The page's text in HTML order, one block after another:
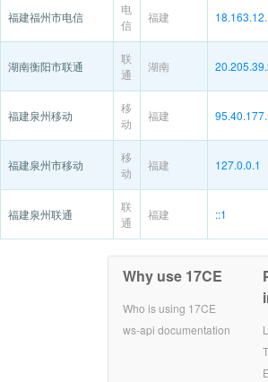
福建福州市电信
电
信
福建
湖南衡阳市联通
联
通
湖南
福建泉州移动
移
动
福建
福建泉州市移动
移
动
福建 127.0.0.1
福建泉州联通
联
通
福建 ::1
Why use 17CE
Who is using 17CE
ws-api documentation